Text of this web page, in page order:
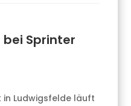
Sprinter
in Ludwigsfelde läuft